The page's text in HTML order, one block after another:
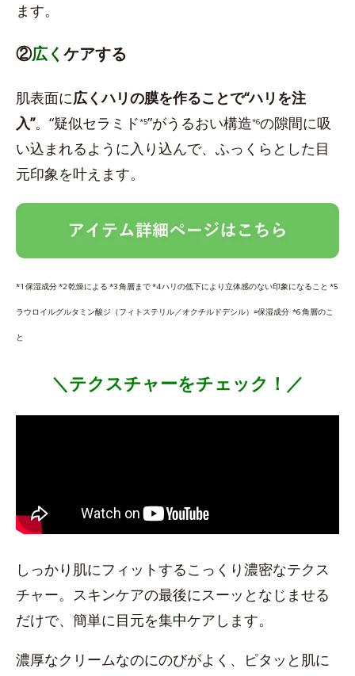
ます。
②広く ケアする
肌表面に広くハリの膜を作ることで“ハリを注
入”。“疑似セラミド*5”がうるおい構造*6の隙間に吸
い込まれるように入り込んで、ふっくらとした目
元印象を叶えます。
*1 保湿成分 *2 乾燥による *3 角層まで *4 ハリの低下により立体感のない印象になること *5
ラウロイルグルタミン酸ジ（フィトステリル／オクチルドデシル）=保湿成分 *6 角層のこ
と
＼テクスチャーをチェック！／
しっかり肌にフィットするこっくり濃密なテクス
チャー。スキンケアの最後にスーッとなじませる
だけで、簡単に目元を集中ケアします。
濃厚なクリームなのにのびがよく、ピタッと肌に